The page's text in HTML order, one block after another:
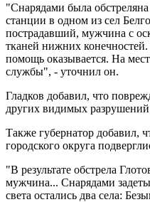
"Снарядами была
станции в одном из сел
пострадавший, мужчина с
тканей нижних
помощь оказывается. На
службы", - уточнил он.
Гладков добавил, что
других видимых разрушений
Также губернатор добавил,
городского округа
"В результате обстрела
мужчина... Снарядами
света остались два села: